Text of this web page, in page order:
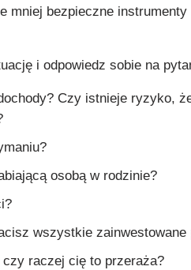
mniej bezpieczne
i odpowiedz sobie na
Czy istnieje ryzyko,
osobą w rodzinie?
wszystkie zainwestowane
raczej cię to przeraża?